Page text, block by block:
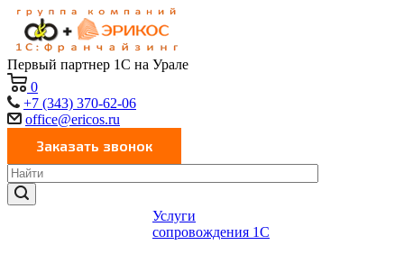
Первый партнер 1С на Урале
0
+7 (343) 370-62-06
office@ericos.ru
Услуги
сопровождения 1С